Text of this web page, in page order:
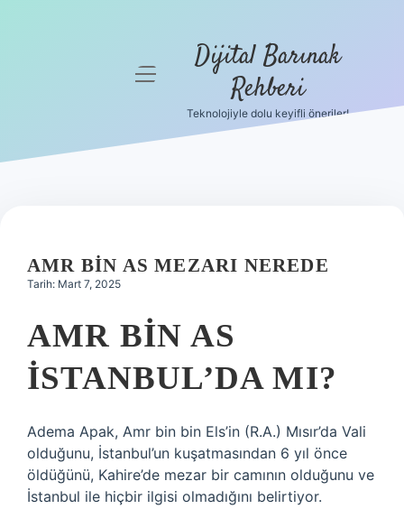
Hakkımızda
menüyü
Dijital Barınak
Rehberi
Teknolojiyle dolu keyifli öneriler!
AMR BIN AS MEZARI NEREDE
Tarih: Mart 7, 2025
AMR BIN AS
İSTANBUL’DA MI?
Adema Apak, Amr bin bin Els’in (R.A.) Mısır’da Vali
olduğunu, İstanbul’un kuşatmasından 6 yıl önce
öldüğünü, Kahire’de mezar bir camının olduğunu ve
İstanbul ile hiçbir ilgisi olmadığını belirtiyor.